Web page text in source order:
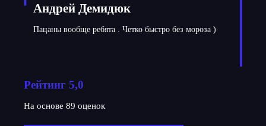
Андрей Демидюк
Пацаны вообще ребята . Четко быстро без мороза )
Рейтинг 5,0
На основе 89 оценок